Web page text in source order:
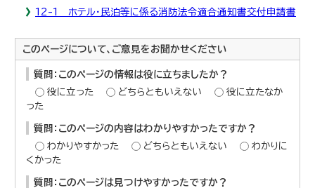
12-1 ホテル・民泊等に係る消防法令適合通知書交付申請書
このページについて、ご意見をお聞かせください
質問：このページの情報は役に立ちましたか？
役に立った
どちらともいえない
役に立たなか
った
質問：このページの内容はわかりやすかったですか？
わかりやすかった
どちらともいえない
わかりに
くかった
質問：このページは見つけやすかったですか？